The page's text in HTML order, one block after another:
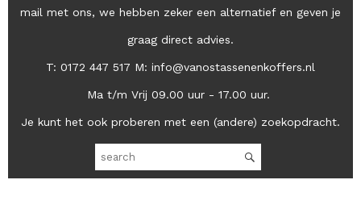
mail met ons, we hebben zeker een alternatief en geven je
graag direct advies.
T: 0172 447 517 M: info@vanostassenenkoffers.nl
Ma t/m Vrij 09.00 uur - 17.00 uur.
Je kunt het ook proberen met een (andere) zoekopdracht.